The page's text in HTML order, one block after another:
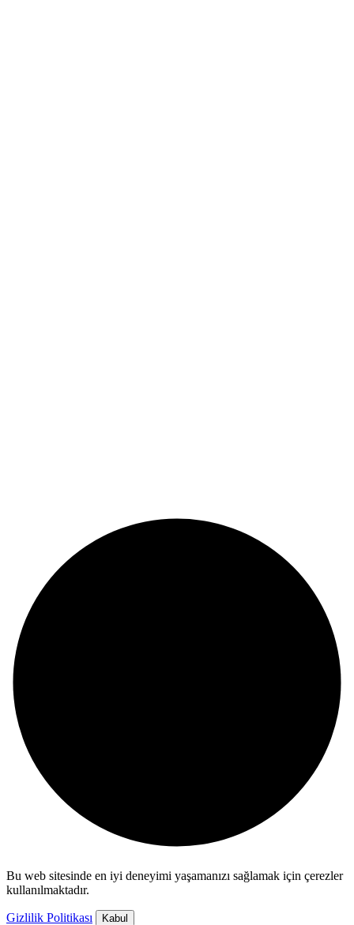
Bu web sitesinde en iyi deneyimi yaşamanızı sağlamak için çerezler
kullanılmaktadır.
Gizlilik Politikası Kabul